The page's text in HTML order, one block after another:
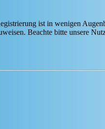
ist in wenigen
Beachte bitte unsere